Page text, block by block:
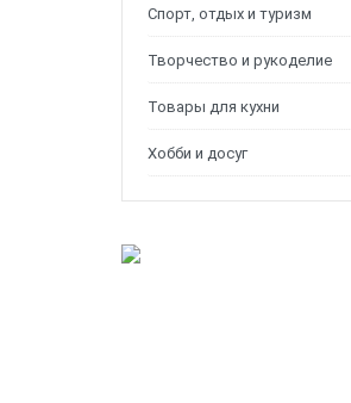
Спорт, отдых и туризм
Творчество и рукоделие
Товары для кухни
Хобби и досуг